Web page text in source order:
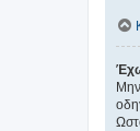
Μην